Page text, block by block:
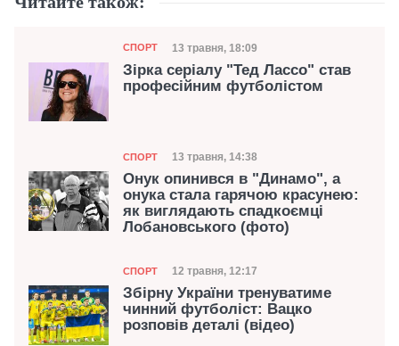
Категорія
СПОРТ Дата публікації
13 травня, 18:09
Зірка серіалу "Тед Лассо" став
професійним футболістом
Категорія
СПОРТ Дата публікації
13 травня, 14:38
Онук опинився в "Динамо", а
онука стала гарячою красунею:
як виглядають спадкоємці
Лобановського (фото)
Категорія
СПОРТ Дата публікації
12 травня, 12:17
Збірну України тренуватиме
чинний футболіст: Вацко
розповів деталі (відео)